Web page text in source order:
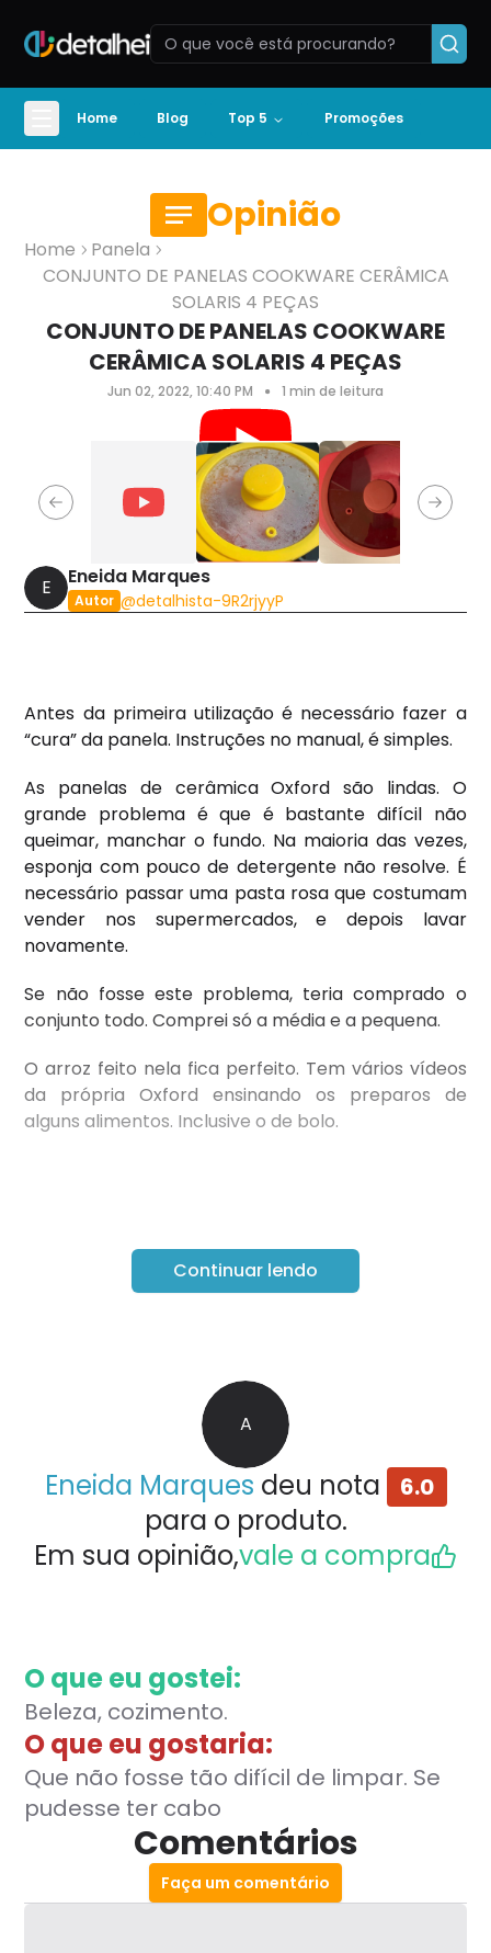
Home Blog Top 5 Promoções
Opinião
Home
Panela
CONJUNTO DE PANELAS COOKWARE CERÂMICA
SOLARIS 4 PEÇAS
CONJUNTO DE PANELAS COOKWARE
CERÂMICA SOLARIS 4 PEÇAS
Jun 02, 2022, 10:40 PM 1 min de leitura
Previous slide Next
E Eneida Marques
Autor @detalhista-9R2rjyyP
Antes da primeira utilização é necessário fazer a
“cura” da panela. Instruções no manual, é simples.
As panelas de cerâmica Oxford são lindas. O
grande problema é que é bastante difícil não
queimar, manchar o fundo. Na maioria das vezes,
esponja com pouco de detergente não resolve. É
necessário passar uma pasta rosa que costumam
vender nos supermercados, e depois lavar
novamente.
Se não fosse este problema, teria comprado o
conjunto todo. Comprei só a média e a pequena.
O arroz feito nela fica perfeito. Tem vários vídeos
da própria Oxford ensinando os preparos de
alguns alimentos. Inclusive o de bolo.
Continuar lendo
A
Eneida Marques deu nota 6.0
para o produto.
Em sua opinião,vale a compra
O que eu gostei:
Beleza, cozimento.
O que eu gostaria:
Que não fosse tão difícil de limpar. Se
pudesse ter cabo
Comentários
Faça um comentário